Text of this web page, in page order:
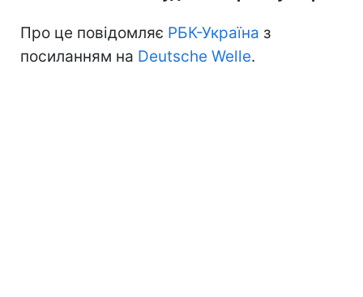
Про це повідомляє РБК-Україна з
посиланням на Deutsche Welle.